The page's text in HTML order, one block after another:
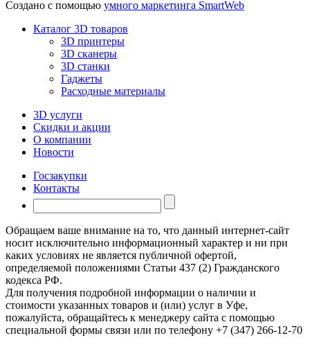
Создано с помощью умного маркетинга SmartWeb
Каталог 3D товаров
3D принтеры
3D сканеры
3D станки
Гаджеты
Расходные материалы
3D услуги
Скидки и акции
О компании
Новости
Госзакупки
Контакты
Обращаем ваше внимание на то, что данный интернет-сайт
носит исключительно информационный характер и ни при
каких условиях не является публичной офертой,
определяемой положениями Статьи 437 (2) Гражданского
кодекса РФ.
Для получения подробной информации о наличии и
стоимости указанных товаров и (или) услуг в Уфе,
пожалуйста, обращайтесь к менеджеру сайта с помощью
специальной формы связи или по телефону +7 (347) 266-12-70